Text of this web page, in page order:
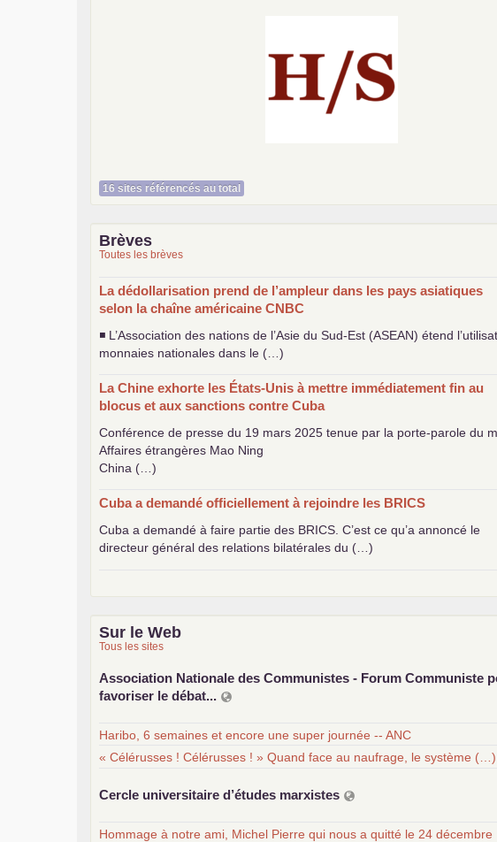
16 sites référencés au total
Brèves
Toutes les brèves
La dédollarisation prend de l’ampleur dans les pays asiatiques
selon la chaîne américaine CNBC
◾ L’Association des nations de l’Asie du Sud-Est (ASEAN) étend
monnaies nationales dans le (…)
La Chine exhorte les États-Unis à mettre immédiatement fin au
blocus et aux sanctions contre Cuba
Conférence de presse du 19 mars 2025 tenue par la porte-parole du
Affaires étrangères Mao Ning
China (…)
Cuba a demandé officiellement à rejoindre les BRICS
Cuba a demandé à faire partie des BRICS . C’est ce qu’a annoncé le
directeur général des relations bilatérales du (…)
Sur le Web
Tous les sites
Association Nationale des Communistes - Forum Communiste
favoriser le débat...
Haribo, 6 semaines et encore une super journée -- ANC
« Célérusses ! Célérusses ! » Quand face au naufrage, le système (…)
Cercle universitaire d’études marxistes
Hommage à notre ami, Michel Pierre qui nous a quitté le 24 décembre